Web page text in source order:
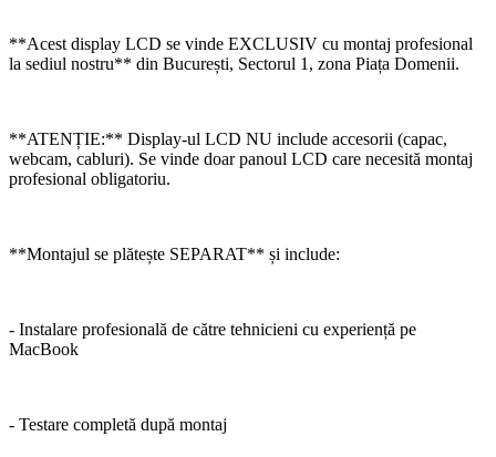
**Acest display LCD se vinde EXCLUSIV cu montaj profesional
la sediul nostru** din București, Sectorul 1, zona Piața Domenii.
**ATENȚIE:** Display-ul LCD NU include accesorii (capac,
webcam, cabluri). Se vinde doar panoul LCD care necesită montaj
profesional obligatoriu.
**Montajul se plătește SEPARAT** și include:
- Instalare profesională de către tehnicieni cu experiență pe
MacBook
- Testare completă după montaj